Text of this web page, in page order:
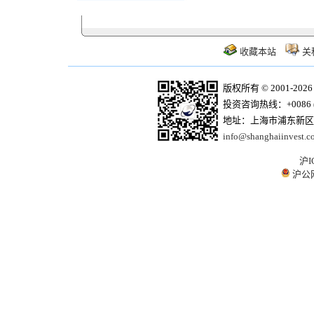
收藏本站 关
版权所有 © 2001-
投资咨询热线：+0086
地址：上海市浦东新
沪
沪公